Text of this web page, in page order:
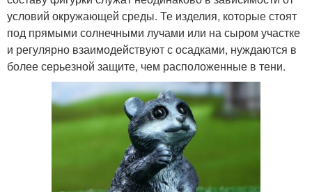
условий окружающей среды. Те изделия, которые стоят
под прямыми солнечными лучами или на сыром участке
и регулярно взаимодействуют с осадками, нуждаются в
более серьезной защите, чем расположенные в тени.